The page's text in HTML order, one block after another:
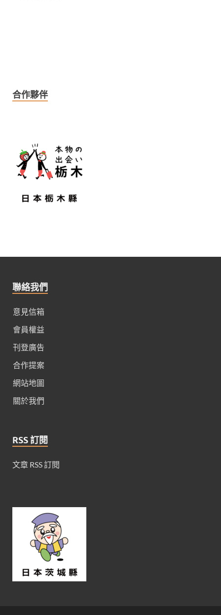
合作夥伴
聯絡我們
意見信箱
會員權益
刊登廣告
合作提案
網站地圖
關於我們
RSS 訂閱
文章 RSS 訂閱